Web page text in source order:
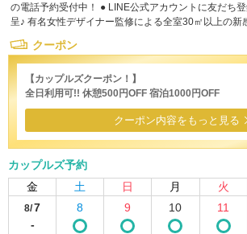
の電話予約受付中！ ● LINE公式アカウントに友だち
呈♪ 有名女性デザイナー監修による全室30㎡以上の新
クーポン
【カップルズクーポン！】
全日利用可!! 休憩500円OFF 宿泊1000円OFF
クーポン内容をもっと見る
カップルズ予約
金
土 日 月 火
8/7
-
8 9 10 11